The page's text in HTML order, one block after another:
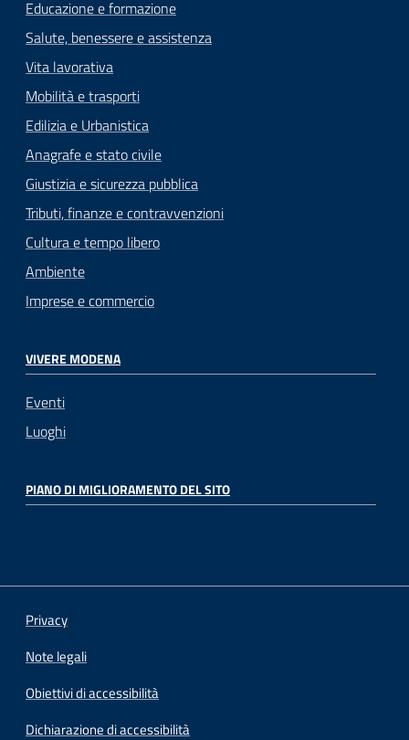
Educazione e formazione
Salute, benessere e assistenza
Vita lavorativa
Mobilità e trasporti
Edilizia e Urbanistica
Anagrafe e stato civile
Giustizia e sicurezza pubblica
Tributi, finanze e contravvenzioni
Cultura e tempo libero
Ambiente
Imprese e commercio
VIVERE MODENA
Eventi
Luoghi
PIANO DI MIGLIORAMENTO DEL SITO
Privacy
Note legali
Obiettivi di accessibilità
Dichiarazione di accessibilità